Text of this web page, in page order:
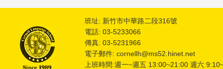
班址: 新竹市中華路二段316號
電話: 03-5233066
傳真: 03-5231966
電子郵件: cornellh@ms52.hinet.net
上班時間:週一~週五 13:00~21:00 週六